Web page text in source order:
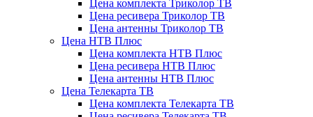
Цена комплекта Триколор ТВ
Цена ресивера Триколор ТВ
Цена антенны Триколор ТВ
Цена НТВ Плюс
Цена комплекта НТВ Плюс
Цена ресивера НТВ Плюс
Цена антенны НТВ Плюс
Цена Телекарта ТВ
Цена комплекта Телекарта ТВ